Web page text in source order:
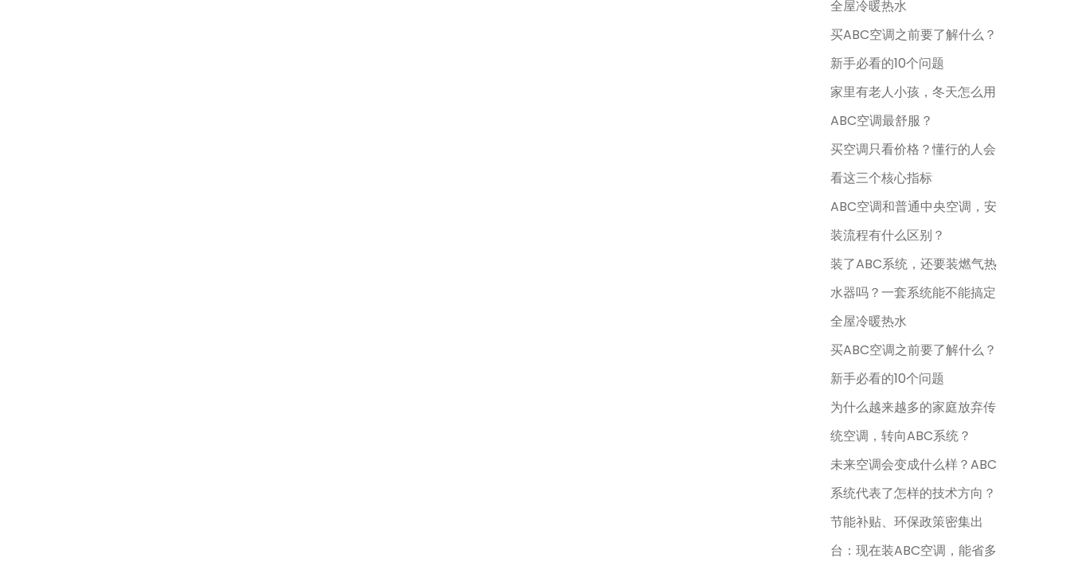
全屋冷暖热水
买ABC空调之前要了解什么？
新手必看的10个问题
家里有老人小孩，冬天怎么用
ABC空调最舒服？
买空调只看价格？懂行的人会
看这三个核心指标
ABC空调和普通中央空调，安
装流程有什么区别？
装了ABC系统，还要装燃气热
水器吗？一套系统能不能搞定
全屋冷暖热水
买ABC空调之前要了解什么？
新手必看的10个问题
为什么越来越多的家庭放弃传
统空调，转向ABC系统？
未来空调会变成什么样？ABC
系统代表了怎样的技术方向？
节能补贴、环保政策密集出
台：现在装ABC空调，能省多